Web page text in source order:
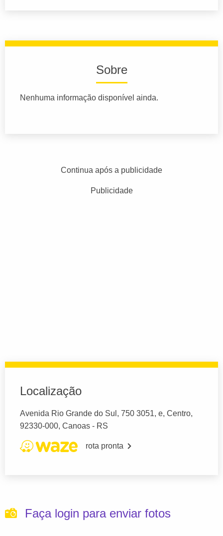
Sobre
Nenhuma informação disponível ainda.
Continua após a publicidade
Publicidade
Localização
Avenida Rio Grande do Sul, 750 3051, e, Centro,
92330-000, Canoas - RS
rota pronta
Faça login para enviar fotos